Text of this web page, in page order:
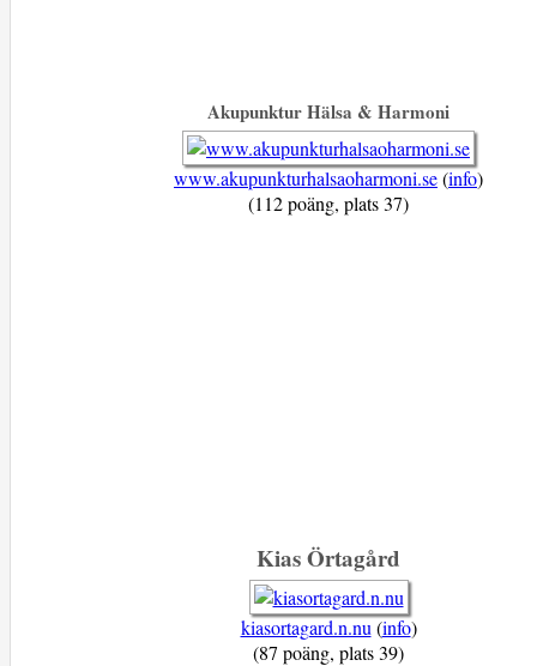
Akupunktur Hälsa & Harmoni
www.akupunkturhalsaoharmoni.se(info)
(112 poäng, plats 37)
Kias Örtagård
kiasortagard.n.nu (info)
(87 poäng, plats 39)